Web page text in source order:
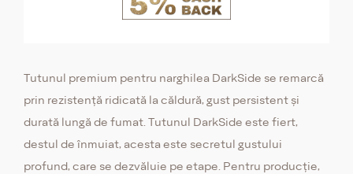
Tutunul premium pentru narghilea DarkSide se remarcă
prin rezistență ridicată la căldură, gust persistent și
durată lungă de fumat. Tutunul DarkSide este fiert,
destul de înmuiat, acesta este secretul gustului
profund, care se dezvăluie pe etape. Pentru producție,